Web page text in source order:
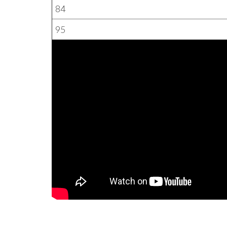
84
95